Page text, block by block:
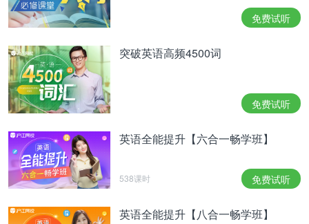
免费试听
突破英语高频4500词
免费试听
英语全能提升【六合一畅学班】
538课时 免费试听
英语全能提升【八合一畅学班】